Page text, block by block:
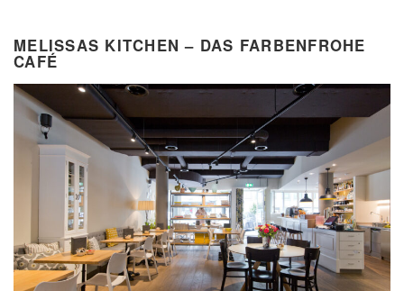
MELISSAS KITCHEN – DAS FARBENFROHE
CAFÉ